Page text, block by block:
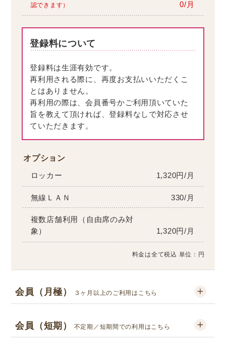
認できます）
0/月
登録料について
登録料は生涯有効です。
再利用される際に、再度お支払いいただくこ
とはありません。
再利用の際は、会員番号かご利用頂いていた
旨を教えて頂ければ、登録料なしで対応させ
ていただきます。
オプション
ロッカー 1,320円/月
無線ＬＡＮ 330/月
複数店舗利用（自由席のみ対
象）
1,320円/月
料金は全て税込 単位：円
会員（月極） ３ヶ月以上のご利用はこちら
会員（短期） 不定期／短期間での利用はこちら